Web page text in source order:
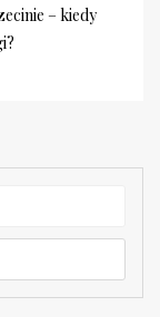
– kiedy